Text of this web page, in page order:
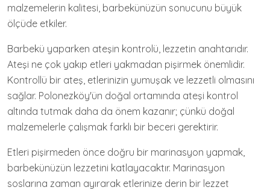
malzemelerin kalitesi, barbekünüzün sonucunu büyük
ölçüde etkiler.
Barbekü yaparken ateşin kontrolü, lezzetin anahtarıdır.
Ateşi ne çok yakıp etleri yakmadan pişirmek önemlidir.
Kontrollü bir ateş, etlerinizin yumuşak ve lezzetli olmasını
sağlar. Polonezköy'ün doğal ortamında ateşi kontrol
altında tutmak daha da önem kazanır; çünkü doğal
malzemelerle çalışmak farklı bir beceri gerektirir.
Etleri pişirmeden önce doğru bir marinasyon yapmak,
barbekünüzün lezzetini katlayacaktır. Marinasyon
soslarına zaman ayırarak etlerinize derin bir lezzet